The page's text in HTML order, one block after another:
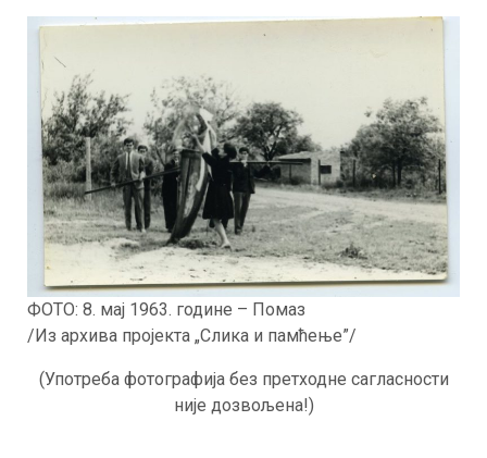
ФОТО: 8. мај 1963. године – Помаз
/Из архива пројекта „Слика и памћење”/
(Употреба фотографија без претходне сагласности
није дозвољена!)